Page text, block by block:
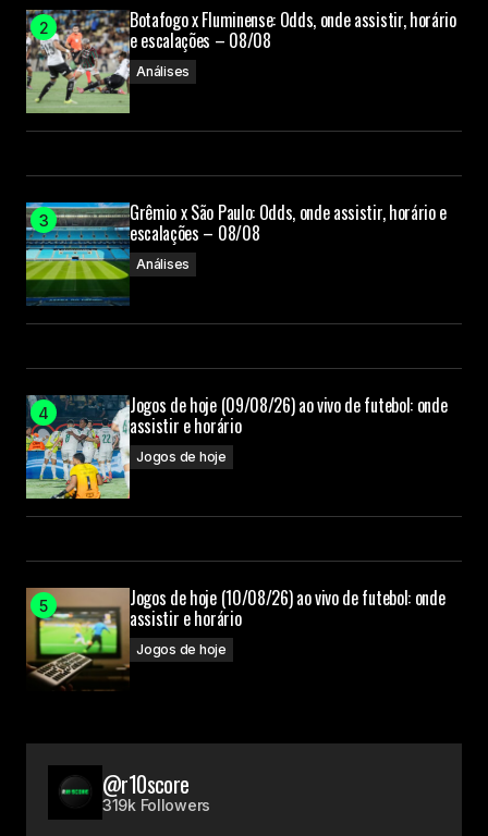
Botafogo x Fluminense: Odds, onde assistir, horário
e escalações – 08/08
Análises
Grêmio x São Paulo: Odds, onde assistir, horário e
escalações – 08/08
Análises
Jogos de hoje (09/08/26) ao vivo de futebol: onde
assistir e horário
Jogos de hoje
Jogos de hoje (10/08/26) ao vivo de futebol: onde
assistir e horário
Jogos de hoje
@r10score
319k Followers